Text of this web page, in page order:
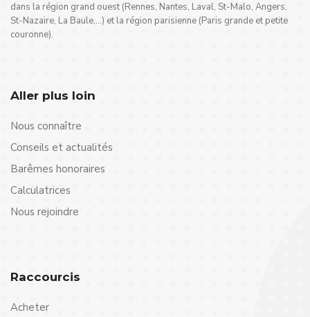
dans la région grand ouest (Rennes, Nantes, Laval, St-Malo, Angers,
St-Nazaire, La Baule,…) et la région parisienne (Paris grande et petite
couronne).
Aller plus loin
Nous connaître
Conseils et actualités
Barêmes honoraires
Calculatrices
Nous rejoindre
Raccourcis
Acheter